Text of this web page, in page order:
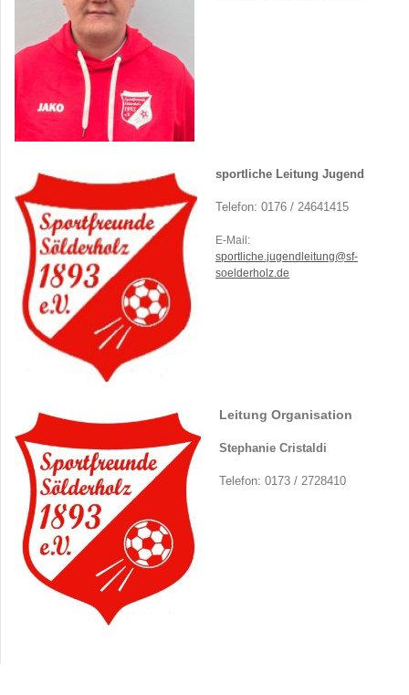
sportliche Leitung Jugend
Telefon: 0176 / 24641415
E-Mail:
sportliche.jugendleitung@sf-
soelderholz.de
Leitung Organisation
Stephanie Cristaldi
Telefon: 0173 / 2728410